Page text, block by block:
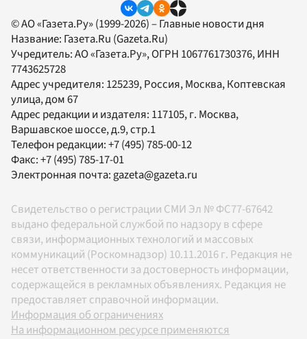
© АО «Газета.Ру» (1999-2026) – Главные новости дня
Название: Газета.Ru (Gazeta.Ru)
Учредитель:АО «Газета.Ру», ОГРН 1067761730376, ИНН
7743625728
Адрес учредителя: 125239, Россия, Москва, Коптевская
улица, дом 67
Адрес редакции и издателя: 117105, г. Москва,
Варшавское шоссе, д.9, стр.1
Телефон редакции:+7 (495) 785-00-12
Факс:+7 (495) 785-17-01
Электронная почта: gazeta@gazeta.ru
Свидетельство о регистрации СМИ Эл № ФС77-67642
выдано федеральной службой по надзору в сфере
связи, информационных технологий и массовых
коммуникаций (Роскомнадзор) 10.11.2016 г. Редакция не
несет ответственности за достоверность информации,
содержащейся в рекламных объявлениях. Редакция не
предоставляет справочной информации.
Информация об ограничениях
На информационном ресурсе применяются